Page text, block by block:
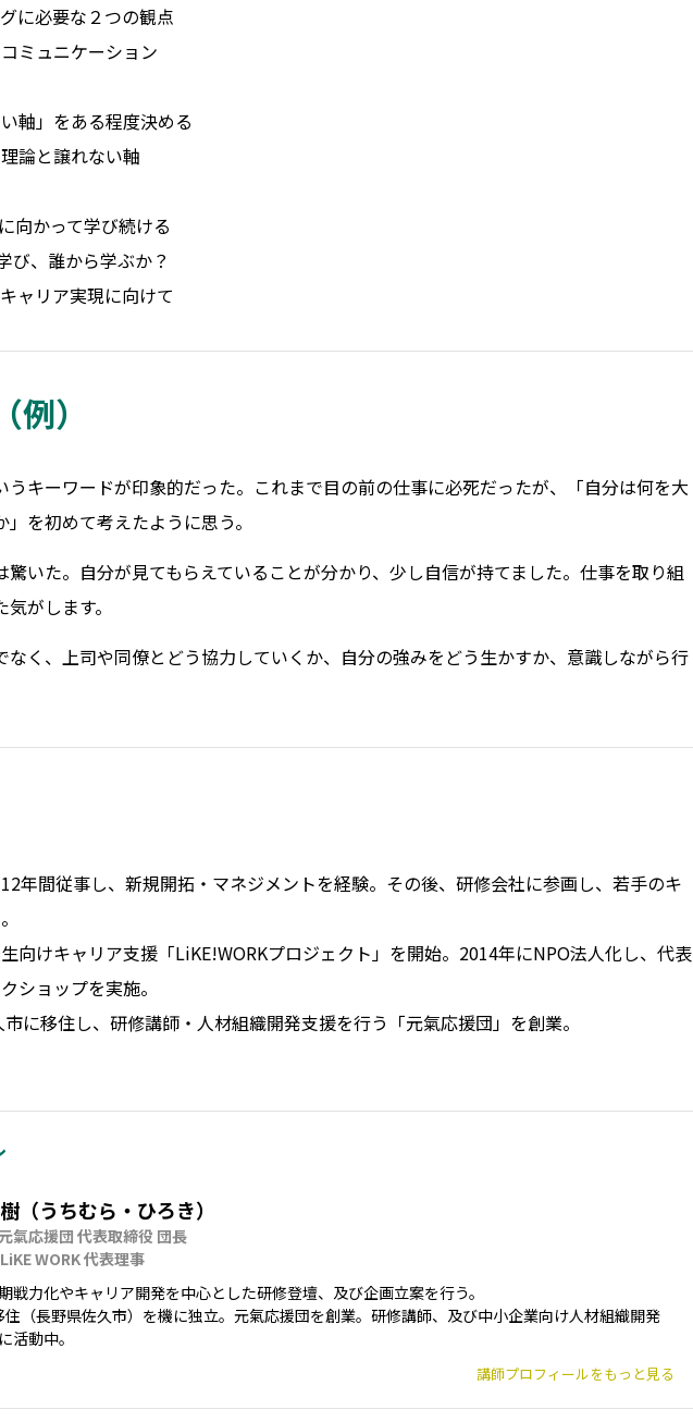
に必要な２つの観点
ミュニケーション
軸」をある程度決める
論と譲れない軸
かって学び続ける
び、誰から学ぶか？
ャリア実現に向けて
）
うキーワードが印象的だった。これまで目の前の仕事に必死だったが、「自分は何を大
を初めて考えたように思う。
驚いた。自分が見てもらえていることが分かり、少し自信が持てました。仕事を取り組
がします。
なく、上司や同僚とどう協力していくか、自分の強みをどう生かすか、意識しながら行
年間従事し、新規開拓・マネジメントを経験。その後、研修会社に参画し、若手のキ
向けキャリア支援「LiKE!WORKプロジェクト」を開始。2014年にNPO法人化し、代表
ショップを実施。
に移住し、研修講師・人材組織開発支援を行う「元氣応援団」を創業。
（うちむら・ひろき）
氣応援団 代表取締役 団長
WORK 代表理事
戦力化やキャリア開発を中心とした研修登壇、及び企画立案を行う。
住（長野県佐久市）を機に独立。元氣応援団を創業。研修講師、及び中小企業向け人材組織開発
活動中。
講師プロフィールをもっと見る